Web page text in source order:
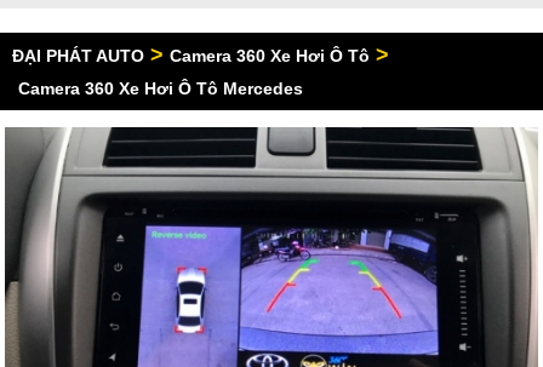
ĐẠI PHÁT AUTO > Camera 360 Xe Hơi Ô Tô >
Camera 360 Xe Hơi Ô Tô Mercedes